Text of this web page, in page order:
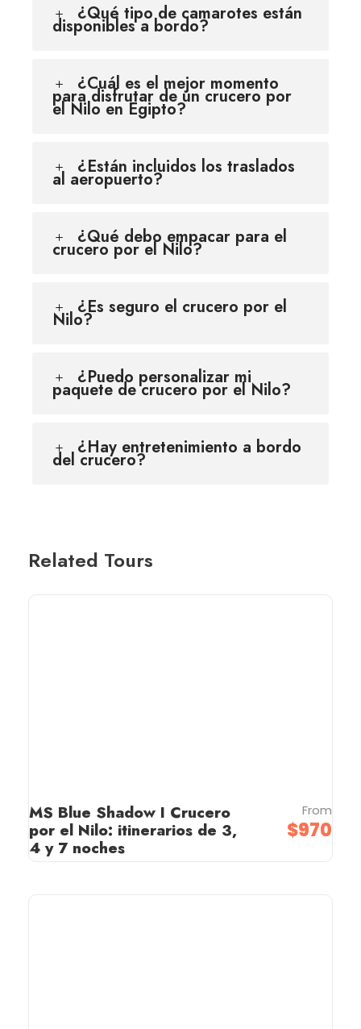
¿Qué tipo de camarotes están
disponibles a bordo?
¿Cuál es el mejor momento
para disfrutar de un crucero por
el Nilo en Egipto?
¿Están incluidos los traslados
al aeropuerto?
¿Qué debo empacar para el
crucero por el Nilo?
¿Es seguro el crucero por el
Nilo?
¿Puedo personalizar mi
paquete de crucero por el Nilo?
¿Hay entretenimiento a bordo
del crucero?
Related Tours
MS Blue Shadow I Crucero
por el Nilo: itinerarios de 3,
4 y 7 noches
From
$970